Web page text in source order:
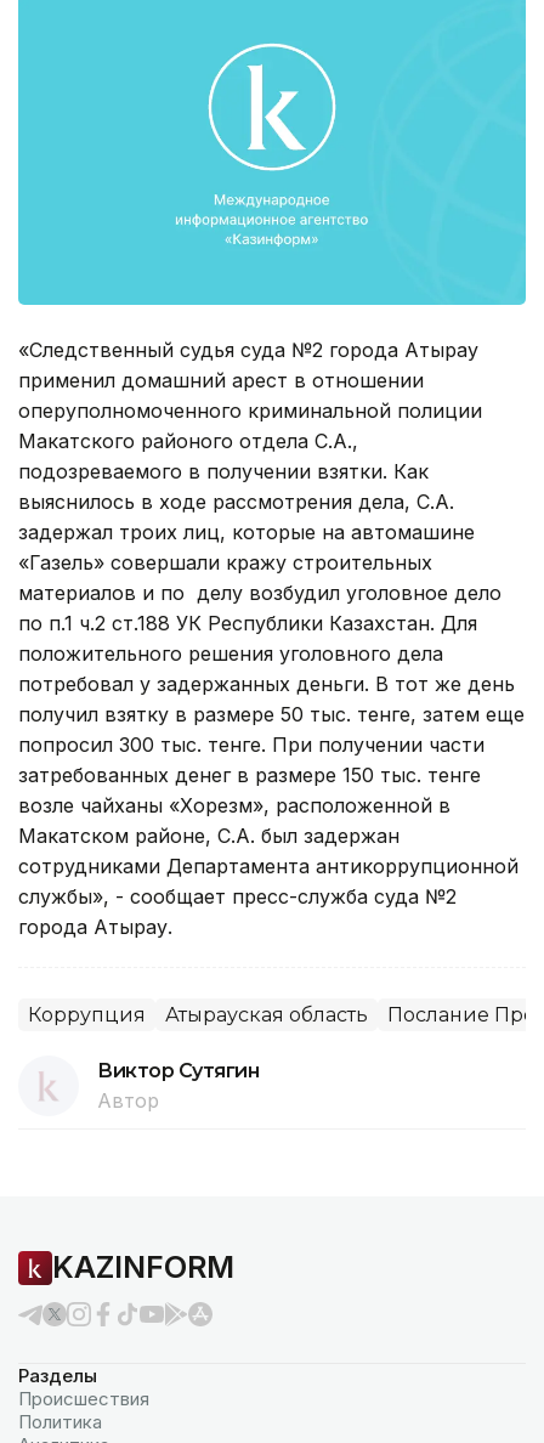
«Следственный судья суда №2 города Атырау
применил домашний арест в отношении
оперуполномоченного криминальной полиции
Макатского районого отдела С.А.,
подозреваемого в получении взятки. Как
выяснилось в ходе рассмотрения дела, С.А.
задержал троих лиц, которые на автомашине
«Газель» совершали кражу строительных
материалов и по делу возбудил уголовное дело
по п.1 ч.2 ст.188 УК Республики Казахстан. Для
положительного решения уголовного дела
потребовал у задержанных деньги. В тот же день
получил взятку в размере 50 тыс. тенге, затем еще
попросил 300 тыс. тенге. При получении части
затребованных денег в размере 150 тыс. тенге
возле чайханы «Хорезм», расположенной в
Макатском районе, С.А. был задержан
сотрудниками Департамента антикоррупционной
службы», - сообщает пресс-служба суда №2
города Атырау.
Коррупция Атырауская область Послание
Виктор Сутягин
Автор
KAZINFORM
Разделы
Происшествия
Политика